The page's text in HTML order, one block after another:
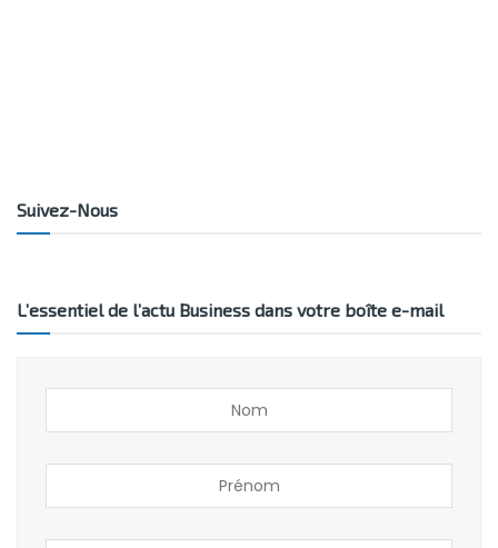
Suivez-Nous
L’essentiel de l’actu Business dans votre boîte e-mail